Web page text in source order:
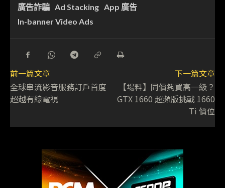
廣告詐騙 Ad Stacking App 廣告
In-banner Video Ads
前一篇文章
全球串流影音服務訂戶首度
超越有線電視
下一篇文章
【場料】同價夠買高一級？
GTX 1660 超頻版挑戰 1660
Ti 價位